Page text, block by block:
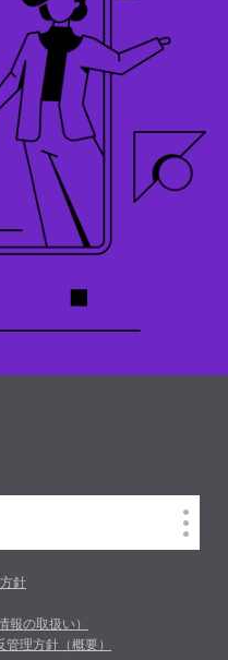
針
報の取扱い）
管理方針（概要）